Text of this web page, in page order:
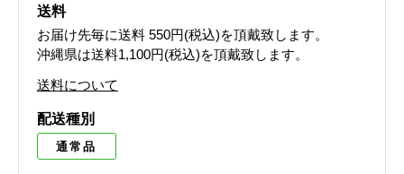
送料
お届け先毎に送料 550円(税込)を頂戴致します。
沖縄県は送料1,100円(税込)を頂戴致します。
送料について
配送種別
通常品